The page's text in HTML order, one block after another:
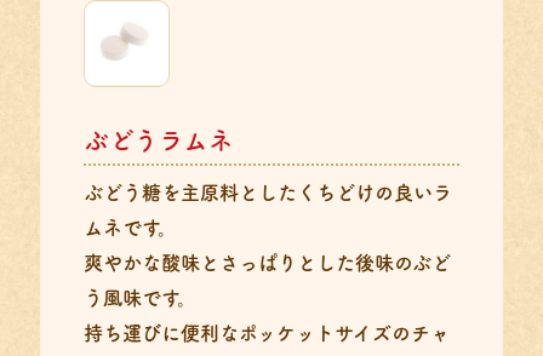
ぶどうラムネ
ぶどう糖を主原料としたくちどけの良いラ
ムネです。
爽やかな酸味とさっぱりとした後味のぶど
う風味です。
持ち運びに便利なポッケットサイズのチャ